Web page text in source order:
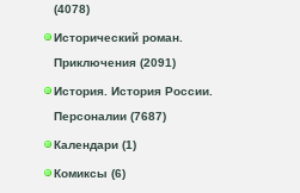
(4078)
Исторический роман.
Приключения (2091)
История. История России.
Персоналии (7687)
Календари (1)
Комиксы (6)